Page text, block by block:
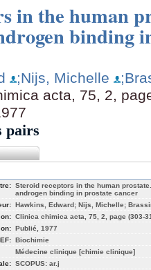
in the human
binding
;Nijs, Michelle
acta, 75, 2,
pairs
Steroid receptors in the human
androgen binding in prostate cancer
Hawkins, Edward; Nijs, Michelle;
Clinica chimica acta, 75, 2, page (303-
Publié, 1977
Biochimie
Médecine clinique [chimie clinique]
SCOPUS: ar.j